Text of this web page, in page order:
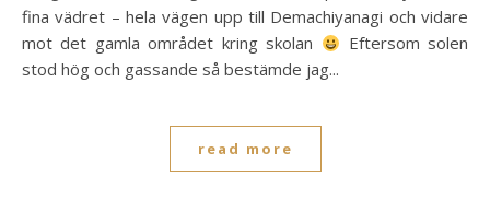
fina vädret – hela vägen upp till Demachiyanagi och vidare
mot det gamla området kring skolan
Eftersom solen
stod hög och gassande så bestämde jag...
read more